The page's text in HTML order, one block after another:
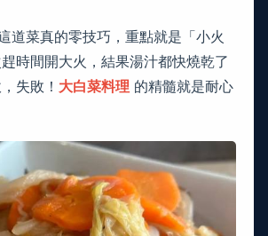
道菜真的零技巧，重點就是「小火
時間開大火，結果湯汁都快燒乾了
失敗！ 大白菜料理 的精髓就是耐心